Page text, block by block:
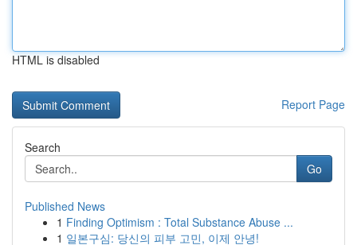
HTML is disabled
Report Page
Search
Go
Published News
1 Finding Optimism : Total Substance Abuse ...
1 일본구심: 당신의 피부 고민, 이제 안녕!